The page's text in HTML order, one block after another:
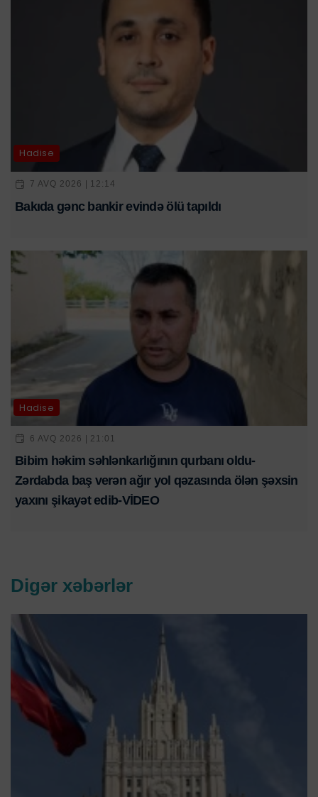
Hadisə
7 AVQ 2026 | 12:14
Bakıda gənc bankir evində ölü tapıldı
Hadisə
6 AVQ 2026 | 21:01
Bibim həkim səhlənkarlığının qurbanı oldu-
Zərdabda baş verən ağır yol qəzasında ölən şəxsin
yaxını şikayət edib-VİDEO
Digər xəbərlər